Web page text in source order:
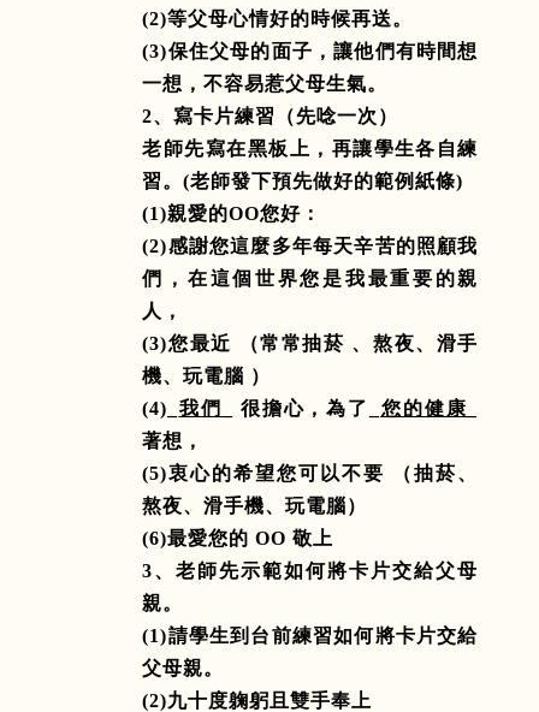
(2)等父母心情好的時候再送。
(3)保住父母的面子，讓他們有時間想
一想，不容易惹父母生氣。
2、寫卡片練習（先唸一次）
老師先寫在黑板上，再讓學生各自練
習。(老師發下預先做好的範例紙條)
(1)親愛的OO您好：
(2)感謝您這麼多年每天辛苦的照顧我
們，在這個世界您是我最重要的親
人，
(3)您最近 （常常抽菸 、熬夜、滑手
機、玩電腦 ）
(4)_ 我們 很擔心，為了 您的健康
著想，
(5)衷心的希望您可以不要 （抽菸、
熬夜、滑手機、玩電腦）
(6)最愛您的 OO敬上
3、老師先示範如何將卡片交給父母
親。
(1)請學生到台前練習如何將卡片交給
父母親。
(2)九十度躹躬且雙手奉上